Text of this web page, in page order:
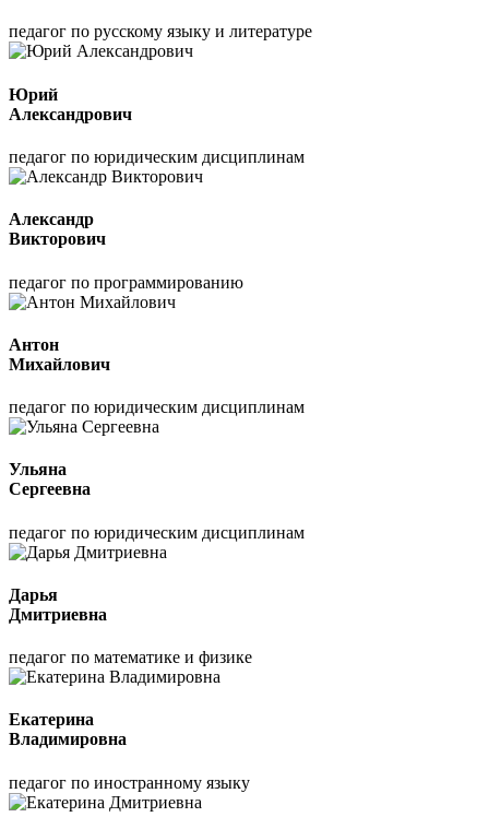
педагог по русскому языку и литературе
Юрий
Александрович
педагог по юридическим дисциплинам
Александр
Викторович
педагог по программированию
Антон
Михайлович
педагог по юридическим дисциплинам
Ульяна
Сергеевна
педагог по юридическим дисциплинам
Дарья
Дмитриевна
педагог по математике и физике
Екатерина
Владимировна
педагог по иностранному языку